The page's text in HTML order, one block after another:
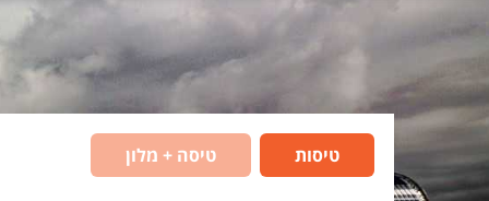
טיסות זולות
טיסות ברגע
טיסות לרודוס
טיסות טיסה + מלון